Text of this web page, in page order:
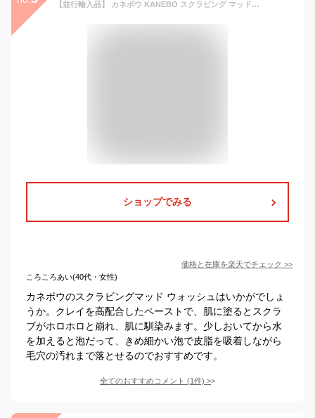
【並行輸入品】 カネボウ KANEBO スクラビング マッド ウォッシュ 130g
ショップでみる
価格と在庫を楽天でチェック >>
ころころあい(40代・女性)
カネボウのスクラビングマッド ウォッシュはいかがでしょ
うか。クレイを高配合したペーストで、肌に塗るとスクラ
ブがホロホロと崩れ、肌に馴染みます。少しおいてから水
を加えると泡だって、きめ細かい泡で皮脂を吸着しながら
毛穴の汚れまで落とせるのでおすすめです。
全てのおすすめコメント (1件) >